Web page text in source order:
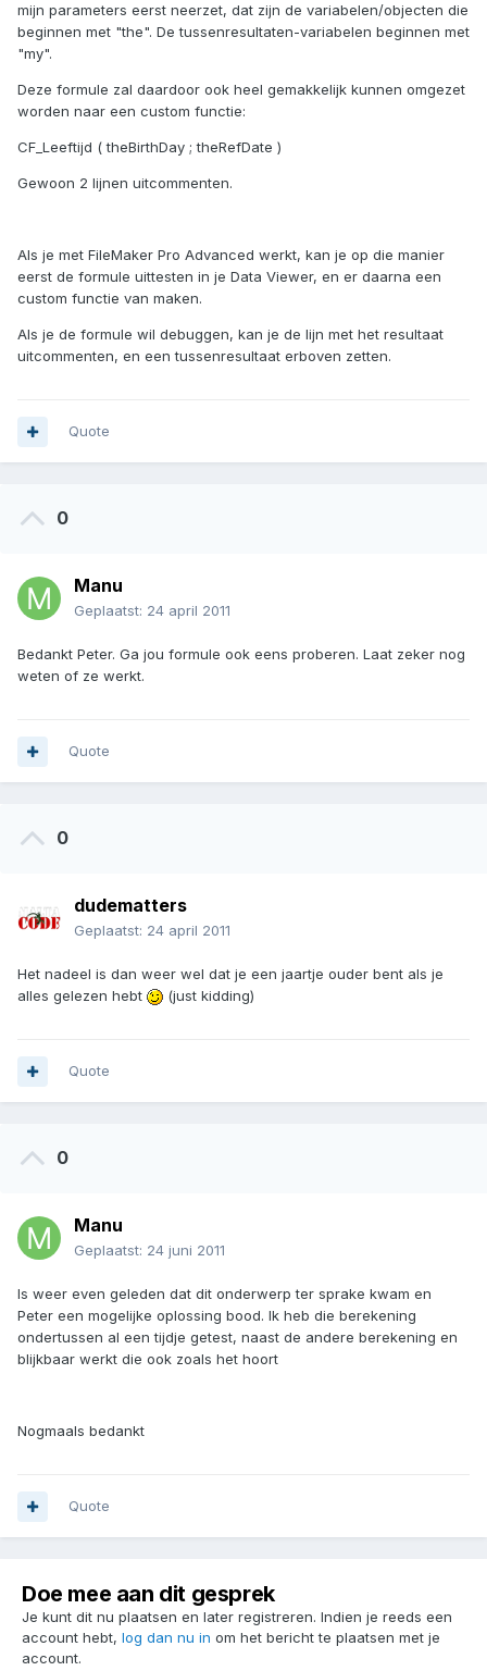
mijn parameters eerst neerzet, dat zijn de variabelen/objecten die
beginnen met "the". De tussenresultaten-variabelen beginnen met
"my".
Deze formule zal daardoor ook heel gemakkelijk kunnen omgezet
worden naar een custom functie:
CF_Leeftijd ( theBirthDay ; theRefDate )
Gewoon 2 lijnen uitcommenten.
Als je met FileMaker Pro Advanced werkt, kan je op die manier
eerst de formule uittesten in je Data Viewer, en er daarna een
custom functie van maken.
Als je de formule wil debuggen, kan je de lijn met het resultaat
uitcommenten, en een tussenresultaat erboven zetten.
Quote
0
Manu
Geplaatst: 24 april 2011
Bedankt Peter. Ga jou formule ook eens proberen. Laat zeker nog
weten of ze werkt.
Quote
0
dudematters
Geplaatst: 24 april 2011
Het nadeel is dan weer wel dat je een jaartje ouder bent als je
alles gelezen hebt
(just kidding)
Quote
0
Manu
Geplaatst: 24 juni 2011
Is weer even geleden dat dit onderwerp ter sprake kwam en
Peter een mogelijke oplossing bood. Ik heb die berekening
ondertussen al een tijdje getest, naast de andere berekening en
blijkbaar werkt die ook zoals het hoort
Nogmaals bedankt
Quote
Doe mee aan dit gesprek
Je kunt dit nu plaatsen en later registreren. Indien je reeds een
account hebt, log dan nu in om het bericht te plaatsen met je
account.